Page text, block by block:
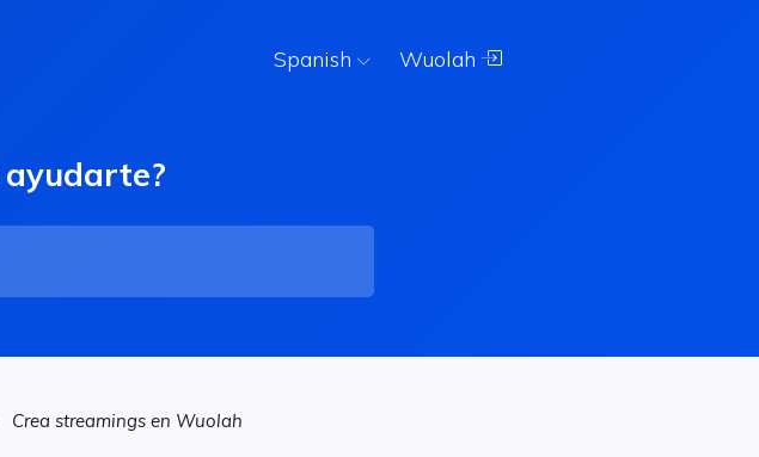
Spanish Wuolah
ayudarte?
Crea streamings en Wuolah